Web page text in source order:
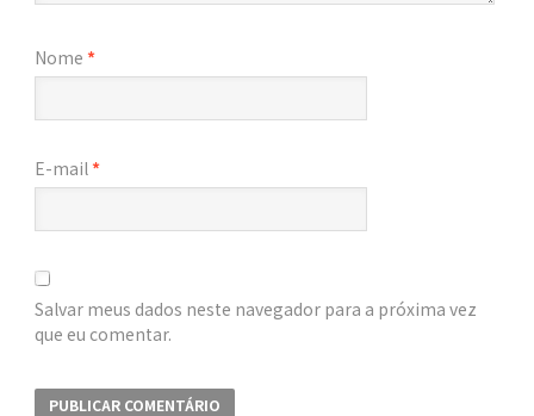
Nome *
E-mail*
Salvar meus dados neste navegador para a próxima vez
que eu comentar.